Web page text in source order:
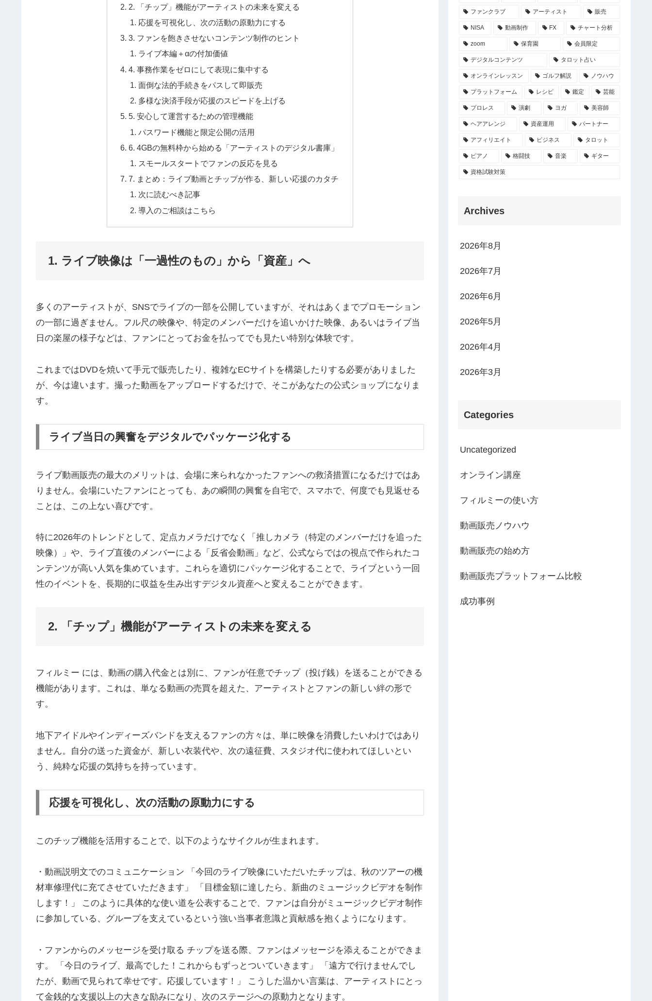
2. 「チップ」機能がアーティストの未来を変える
応援を可視化し、次の活動の原動力にする
3. ファンを飽きさせないコンテンツ制作のヒント
ライブ本編＋αの付加価値
4. 事務作業をゼロにして表現に集中する
面倒な法的手続きをパスして即販売
多様な決済手段が応援のスピードを上げる
5. 安心して運営するための管理機能
パスワード機能と限定公開の活用
6. 4GBの無料枠から始める「アーティストのデジタル書庫」
スモールスタートでファンの反応を見る
7. まとめ：ライブ動画とチップが作る、新しい応援のカタチ
次に読むべき記事
導入のご相談はこちら
1. ライブ映像は「一過性のもの」から「資産」へ
多くのアーティストが、SNSでライブの一部を公開していますが、それはあくまでプロモーション
の一部に過ぎません。フル尺の映像や、特定のメンバーだけを追いかけた映像、あるいはライブ当
日の楽屋の様子などは、ファンにとってお金を払ってでも見たい特別な体験です。
これまではDVDを焼いて手元で販売したり、複雑なECサイトを構築したりする必要がありました
が、今は違います。撮った動画をアップロードするだけで、そこがあなたの公式ショップになりま
す。
ライブ当日の興奮をデジタルでパッケージ化する
ライブ動画販売の最大のメリットは、会場に来られなかったファンへの救済措置になるだけではあ
りません。会場にいたファンにとっても、あの瞬間の興奮を自宅で、スマホで、何度でも見返せる
ことは、この上ない喜びです。
特に2026年のトレンドとして、定点カメラだけでなく「推しカメラ（特定のメンバーだけを追った
映像）」や、ライブ直後のメンバーによる「反省会動画」など、公式ならではの視点で作られたコ
ンテンツが高い人気を集めています。これらを適切にパッケージ化することで、ライブという一回
性のイベントを、長期的に収益を生み出すデジタル資産へと変えることができます。
2. 「チップ」機能がアーティストの未来を変える
フィルミー には、動画の購入代金とは別に、ファンが任意でチップ（投げ銭）を送ることができる
機能があります。これは、単なる動画の売買を超えた、アーティストとファンの新しい絆の形で
す。
地下アイドルやインディーズバンドを支えるファンの方々は、単に映像を消費したいわけではあり
ません。自分の送った資金が、新しい衣装代や、次の遠征費、スタジオ代に使われてほしいとい
う、純粋な応援の気持ちを持っています。
応援を可視化し、次の活動の原動力にする
このチップ機能を活用することで、以下のようなサイクルが生まれます。
・動画説明文でのコミュニケーション 「今回のライブ映像にいただいたチップは、秋のツアーの機
材車修理代に充てさせていただきます」 「目標金額に達したら、新曲のミュージックビデオを制作
します！」 このように具体的な使い道を公表することで、ファンは自分がミュージックビデオ制作
に参加している、グループを支えているという強い当事者意識と貢献感を抱くようになります。
・ファンからのメッセージを受け取る チップを送る際、ファンはメッセージを添えることができま
す。 「今日のライブ、最高でした！これからもずっとついていきます」 「遠方で行けませんでし
たが、動画で見られて幸せです。応援しています！」 こうした温かい言葉は、アーティストにとっ
て金銭的な支援以上の大きな励みになり、次のステージへの原動力となります。
ファンクラブ アーティスト 販売
NISA 動画制作 FX チャート分析
zoom 保育園 会員限定
デジタルコンテンツ タロット占い
オンラインレッスン ゴルフ解説 ノウハウ
プラットフォーム レシピ 鑑定 芸能
プロレス 演劇 ヨガ 美容師
ヘアアレンジ 資産運用 パートナー
アフィリエイト ビジネス タロット
ピアノ 格闘技 音楽 ギター
資格試験対策
Archives
2026年8月
2026年7月
2026年6月
2026年5月
2026年4月
2026年3月
Categories
Uncategorized
オンライン講座
フィルミーの使い方
動画販売ノウハウ
動画販売の始め方
動画販売プラットフォーム比較
成功事例